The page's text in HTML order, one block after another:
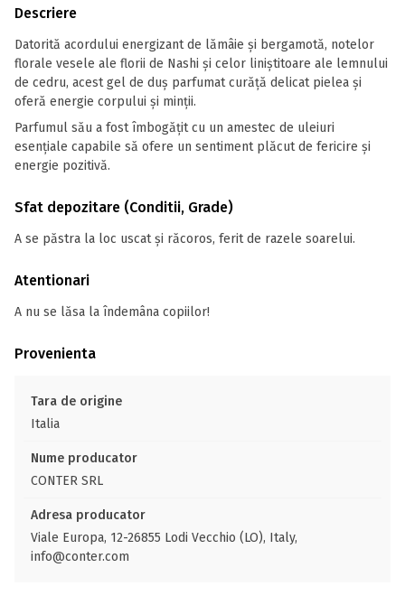
Descriere
Datorită acordului energizant de lămâie și bergamotă, notelor
florale vesele ale florii de Nashi și celor liniștitoare ale lemnului
de cedru, acest gel de duș parfumat curăță delicat pielea și
oferă energie corpului și minții.
Parfumul său a fost îmbogățit cu un amestec de uleiuri
esențiale capabile să ofere un sentiment plăcut de fericire și
energie pozitivă.
Sfat depozitare (Conditii, Grade)
A se păstra la loc uscat și răcoros, ferit de razele soarelui.
Atentionari
A nu se lăsa la îndemâna copiilor!
Provenienta
Tara de origine
Italia
Nume producator
CONTER SRL
Adresa producator
Viale Europa, 12-26855 Lodi Vecchio (LO), Italy,
info@conter.com